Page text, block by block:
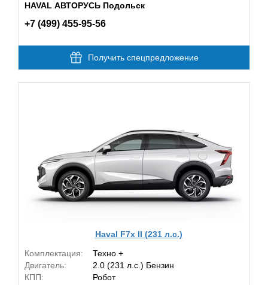
HAVAL АВТОРУСЬ Подольск
+7 (499) 455-95-56
Получить спецпредложение
Haval F7x II (231 л.с.)
Комплектация:
Техно +
Двигатель:
2.0 (231 л.с.) Бензин
КПП:
Робот